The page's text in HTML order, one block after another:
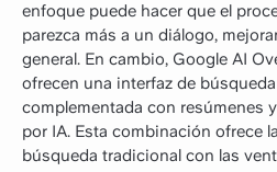
enfoque puede hacer que el
parezca más a un diálogo,
general. En cambio, Google AI
ofrecen una interfaz de
complementada con resúmenes
por IA. Esta combinación ofrece
búsqueda tradicional con las